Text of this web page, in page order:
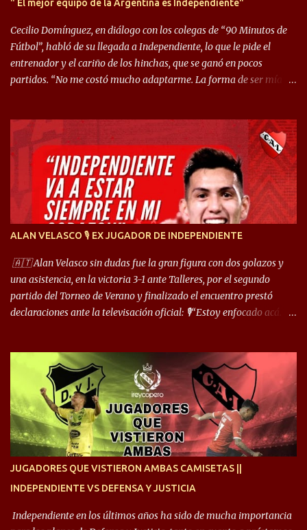
" El mejor equipo de la Argentina es Independiente"
Cecilio Domínguez, en diálogo con los colegas de “90 Minutos de
Fútbol”, habló de su llegada a Independiente, lo que le pide el
entrenador y el cariño de los hinchas, que se ganó en pocos
partidos. “No me costó mucho adaptarme. La forma de ser mía
llegué a un Independiente que juega muy dinámico y me gusta
mucho. Me favorece por la forma de jugar mía y eso también
ayudó a que me adapte”. “Me siento mejor por izquierda, pero me
gusta mucho jugar de 9, y juego sin problemas por derecha
también. Jugar de 9 y de extremo por izquierda es diferente. A mi
me gusta jugar por fuera, porque tengo mas posibilidades de
encarar, de enganchar. Pero yo soy un hombre que pica mucho y
arco y tengo más posibilidades”. Sobre lo que le pide el DT,
comentó: “Cuando juego de 9, obviamente me pide presionar, y
cuand...
ALAN VELASCO 🎙 EX JUGADOR DE INDEPENDIENTE
🇦🇹 Alan Velasco sin dudas fue la gran figura con dos golazos y
una asistencia, en la victoria 3-1 ante Talleres, por el segundo
partido del Torneo de Verano y finalizado el encuentro prestó
declaraciones ante la televisación oficial: 🎙️“Estoy enfocado acá.
ojalá sea lo mejor para el club y para mí. Independiente va a estar
siempre en mi corazón”. 🎙️“Siempre que me tocó vestir la camiseta
quise dar lo mejor. Si me toca marcharme, estoy agradecido al
hincha”. 🎙️“El equipo hizo un gran trabajo, quedó demostrado en el
resultado. Es nuestro segundo partido, en la pretemporada nos
enfocamos en la preparación física. El grupo está encontrando la
JUGADORES QUE VISTIERON AMBAS CAMISETAS ||
INDEPENDIENTE VS DEFENSA Y JUSTICIA
Independiente en los últimos años ha sido de mucha importancia